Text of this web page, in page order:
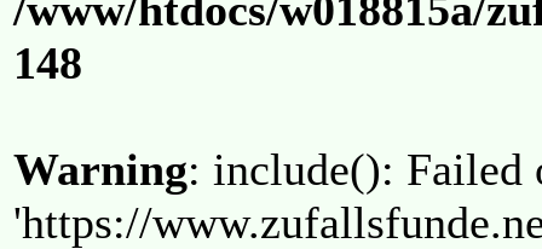
148
Warning: include(): Failed
'https://